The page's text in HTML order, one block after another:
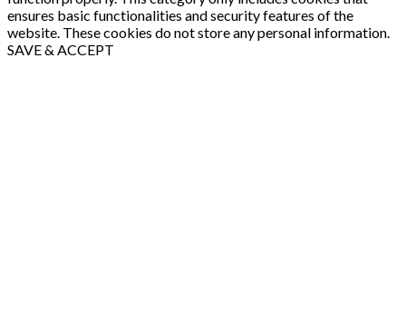
ensures basic functionalities and security features of the
website. These cookies do not store any personal information.
SAVE & ACCEPT